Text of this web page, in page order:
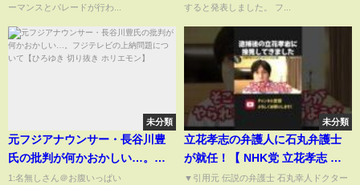
ーマンスとパレードが行わ...
すると発表しました。 フ...
未分類
元フジアナウンサー・長谷川豊
氏の批判が何かおかしい…。フ
ジテレビの上納問題について
1:名無しさん＠お腹いっぱい
未分類
立花孝志の弁護人に石丸弁護士
が就任！【 NHK党 立花孝志 切
り抜き】石丸幸人
▼引用元 伝説の弁護士 石丸幸人ドクター